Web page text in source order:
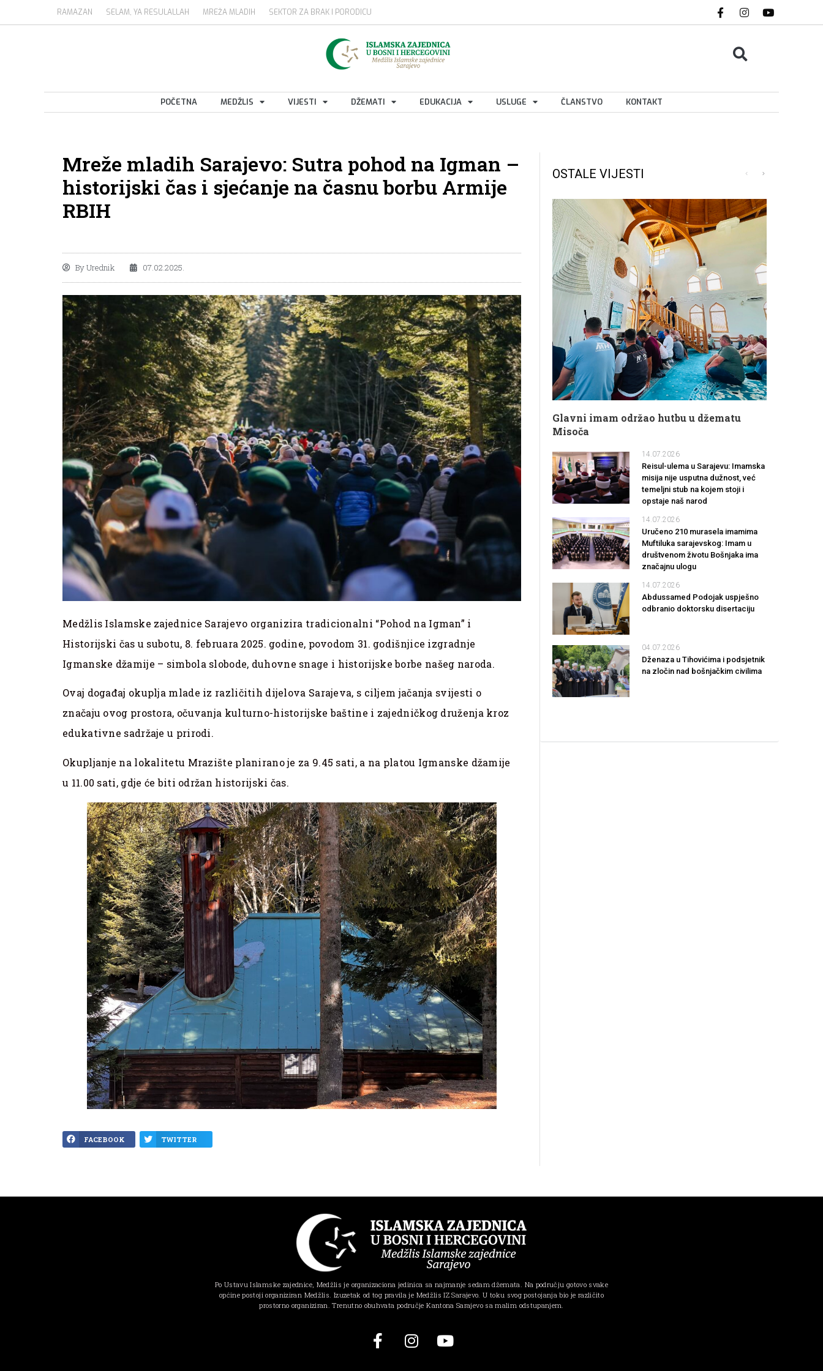
RAMAZAN SELAM, YA RESULALLAH MREŽA MLADIH SEKTOR ZA BRAK I PORODICU
POČETNA MEDŽLIS VIJESTI DŽEMATI EDUKACIJA USLUGE ČLANSTVO KONTAKT
Mreže mladih Sarajevo: Sutra pohod na Igman –
historijski čas i sjećanje na časnu borbu Armije
RBIH
ByUrednik 07.02.2025.
Medžlis Islamske zajednice Sarajevo organizira tradicionalni “Pohod na Igman” i
Historijski čas u subotu, 8. februara 2025. godine, povodom 31. godišnjice izgradnje
Igmanske džamije – simbola slobode, duhovne snage i historijske borbe našeg naroda.
Ovaj događaj okuplja mlade iz različitih dijelova Sarajeva, s ciljem jačanja svijesti o
značaju ovog prostora, očuvanja kulturno-historijske baštine i zajedničkog druženja kroz
edukativne sadržaje u prirodi.
Okupljanje na lokalitetu Mrazište planirano je za 9.45 sati, a na platou Igmanske džamije
u 11.00 sati, gdje će biti održan historijski čas.
FACEBOOK TWITTER
OSTALE VIJESTI
Glavni imam održao hutbu u džematu
Misoča
14.07.2026
Reisul-ulema u Sarajevu: Imamska
misija nije usputna dužnost, već
temeljni stub na kojem stoji i
opstaje naš narod
14.07.2026
Uručeno 210 murasela imamima
Muftiluka sarajevskog: Imam u
društvenom životu Bošnjaka ima
značajnu ulogu
14.07.2026
Abdussamed Podojak uspješno
odbranio doktorsku disertaciju
04.07.2026
Dženaza u Tihovićima i podsjetnik
na zločin nad bošnjačkim civilima
Po Ustavu Islamske zajednice, Medžlis je organizaciona jedinica sa najmanje sedam džemata. Na području gotovo svake
općine postoji organiziran Medžlis. Izuzetak od tog pravila je Medžlis IZ Sarajevo. U toku svog postojanja bio je različito
prostorno organiziran. Trenutno obuhvata područje Kantona Sarajevo sa malim odstupanjem.